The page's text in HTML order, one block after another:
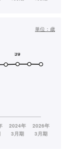
単位： 歳